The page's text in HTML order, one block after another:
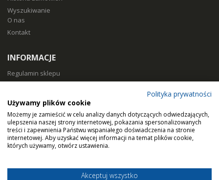
Wyszukiwanie
O nas
Kontakt
INFORMACJE
Regulamin sklepu
Koszty i czas dostawy
Zwroty i reklamacje
Klasy filtracji
Dobierz filtry
Polityka prywatności
Używamy plików cookie
Możemy je zamieścić w celu analizy danych dotyczących odwiedzających,
ulepszenia naszej strony internetowej, pokazania spersonalizowanych
treści i zapewnienia Państwu wspaniałego doświadczenia na stronie
internetowej. Aby uzyskać więcej informacji na temat plików cookie,
których używamy, otwórz ustawienia.
Akceptuj wszystko